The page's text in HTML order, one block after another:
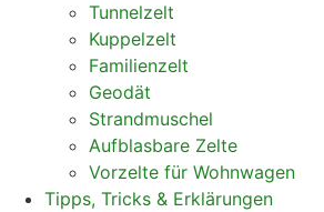
Tunnelzelt
Kuppelzelt
Familienzelt
Geodät
Strandmuschel
Aufblasbare Zelte
Vorzelte für Wohnwagen
Tipps, Tricks & Erklärungen